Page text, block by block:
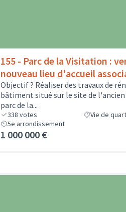
155 - Parc de la Visitation :
nouveau lieu d'accueil
Objectif ? Réaliser des travaux de
bâtiment situé sur le site de l'ancien
parc de la...
338 votes
Vie de
5e arrondissement
1 000 000 €